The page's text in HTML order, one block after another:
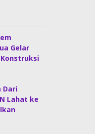
Gelar
Konstruksi
Dari
Lahat ke